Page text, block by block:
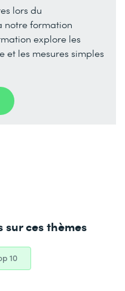
lors du
notre formation
explore les
et les mesures simples
sur ces thèmes
10